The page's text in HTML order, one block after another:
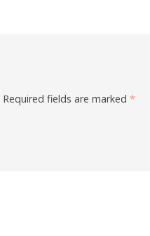
Required fields are marked *